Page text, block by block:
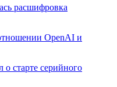
расшифровка
OpenAI и
о старте серийного